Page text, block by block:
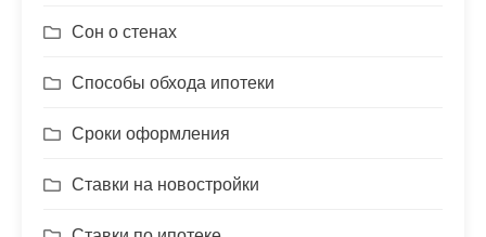
Сон о стенах
Способы обхода ипотеки
Сроки оформления
Ставки на новостройки